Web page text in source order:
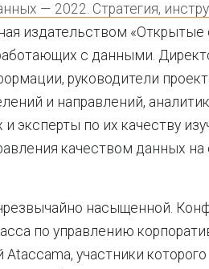
— 2022. Стратегия,
издательством
с данными.
руководители
и направлений,
эксперты по их качеству
качеством данных на
насыщенной.
по управлению
участники которого